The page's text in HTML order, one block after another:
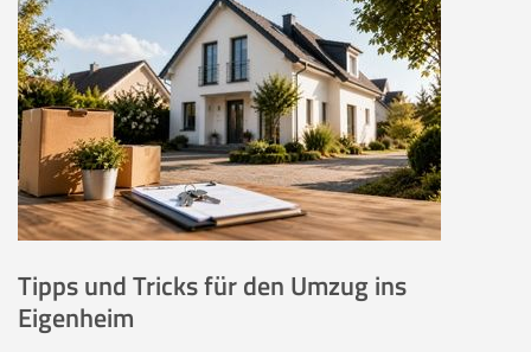
Tipps und Tricks für den Umzug ins
Eigenheim